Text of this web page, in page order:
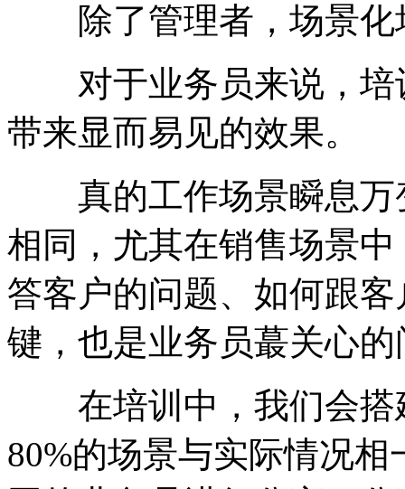
除了管理者，场景化
对于业务员来说，培
带来显而易见的效果。
真的工作场景瞬息万
相同，尤其在销售场景
答客户的问题、如何跟
键，也是业务员蕞关心的
在培训中，我们会搭
80%的场景与实际情况